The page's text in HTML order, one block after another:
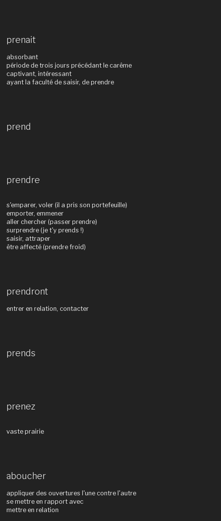
prenait
absorbant
période de trois jours précédant le carême
captivant, intéressant
ayant la faculté de saisir, de prendre
prend
prendre
s'emparer, voler (il a pris son portefeuille)
emporter, emmener
aller chercher (passer prendre)
surprendre (je t'y prends !)
saisir, attraper
être affecté (prendre froid)
prendront
entrer en relation, contacter
prends
prenez
vaste prairie
aboucher
appliquer des ouvertures l'une contre l'autre
se mettre en rapport avec
mettre en relation